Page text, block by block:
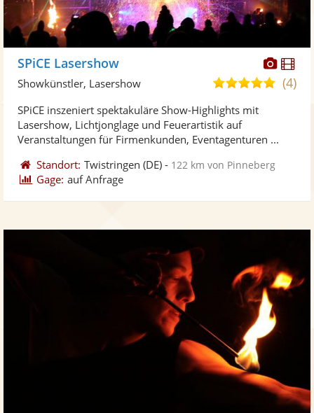
SPiCE Lasershow
5,0(4)
Showkünstler, Lasershow
SPiCE inszeniert spektakuläre Show-Highlights mit
Lasershow, Lichtjonglage und Feuerartistik auf
Veranstaltungen für Firmenkunden, Eventagenturen ...
Standort: Twistringen (DE) - 122 km von Pinneberg
Gage: auf Anfrage